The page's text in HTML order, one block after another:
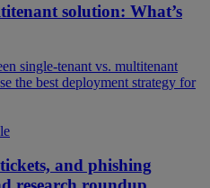
solution: What’s
single-tenant vs. multitenant
the best deployment strategy for
and phishing